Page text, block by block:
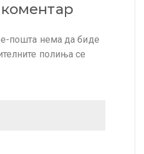
е-пошта нема да биде
полиња се